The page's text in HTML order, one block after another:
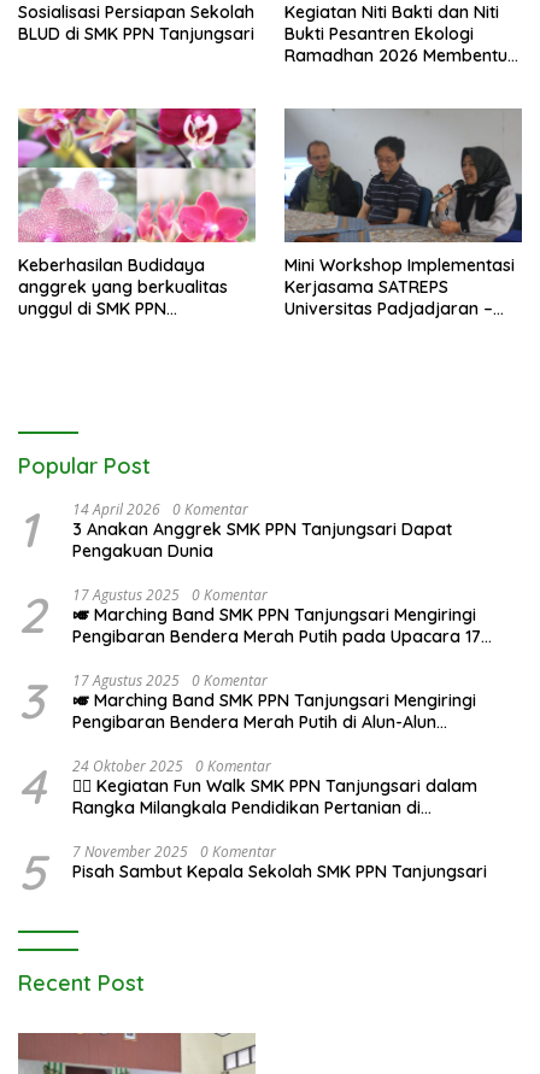
Sosialisasi Persiapan Sekolah
BLUD di SMK PPN Tanjungsari
Kegiatan Niti Bakti dan Niti
Bukti Pesantren Ekologi
Ramadhan 2026 Membentuk
SMK PPN Tanjungsari
Keberhasilan Budidaya
anggrek yang berkualitas
unggul di SMK PPN
Mini Workshop Implementasi
Kerjasama SATREPS
Universitas Padjadjaran –
Popular Post
1 14 April 2026 0 Komentar
3 Anakan Anggrek SMK PPN Tanjungsari Dapat
Pengakuan Dunia
2 17 Agustus 2025 0 Komentar
🎺 Marching Band SMK PPN Tanjungsari Mengiringi
Pengibaran Bendera Merah Putih pada Upacara 17
3 17 Agustus 2025 0 Komentar
🎺 Marching Band SMK PPN Tanjungsari Mengiringi
Pengibaran Bendera Merah Putih di Alun-Alun
4 24 Oktober 2025 0 Komentar
🚶‍♂️ Kegiatan Fun Walk SMK PPN Tanjungsari dalam
Rangka Milangkala Pendidikan Pertanian di
5 7 November 2025 0 Komentar
Pisah Sambut Kepala Sekolah SMK PPN Tanjungsari
Recent Post